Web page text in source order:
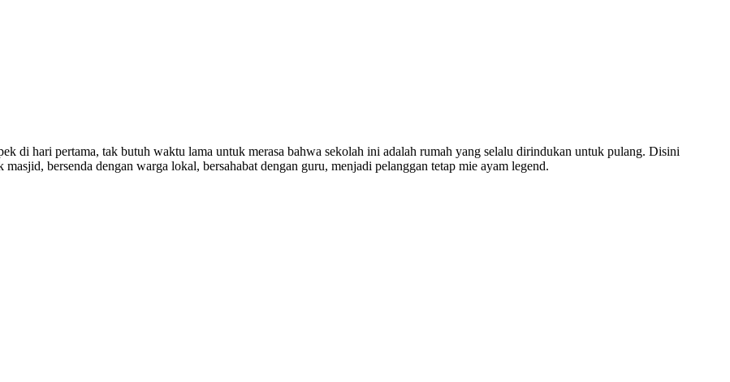
di hari pertama, tak butuh waktu lama untuk merasa bahwa sekolah ini adalah rumah yang selalu dirindukan untuk pulang. Disini
bersenda dengan warga lokal, bersahabat dengan guru, menjadi pelanggan tetap mie ayam legend.